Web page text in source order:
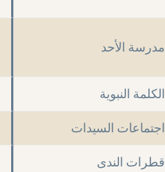
مدرسة الأحد
الكلمة النبوية
اجتماعات السيدات
قطرات الندى